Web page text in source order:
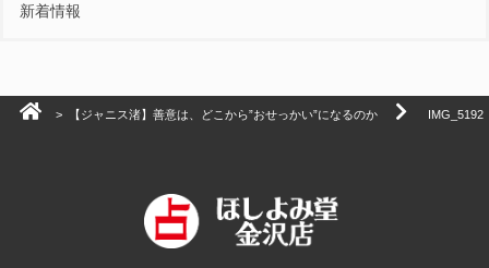
新着情報
> 【ジャニス渚】善意は、どこから”おせっかい”になるのか IMG_5192